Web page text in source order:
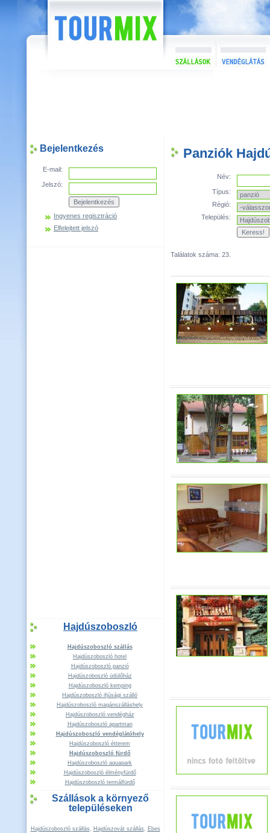
Bejelentkezés
E-mail:
Jelszó:
Ingyenes regisztráció
Elfelejtett jelszó
Hajdúszoboszló
Hajdúszoboszló szállás
Hajdúszoboszló hotel
Hajdúszoboszló panzió
Hajdúszoboszló üdülőház
Hajdúszoboszló kemping
Hajdúszoboszló ifjúsági szálló
Hajdúszoboszló magánszálláshely
Hajdúszoboszló vendégház
Hajdúszoboszló apartman
Hajdúszoboszló vendéglátóhely
Hajdúszoboszló étterem
Hajdúszoboszló fürdő
Hajdúszoboszló aquapark
Hajdúszoboszló élményfürdő
Hajdúszoboszló termálfürdő
Szállások a környező
településeken
Hajdúszoboszló szállás, Hajdúszovát szállás, Ebes
Panziók
Név:
Típus:
Régió:
Település:
Találatok száma: 23.